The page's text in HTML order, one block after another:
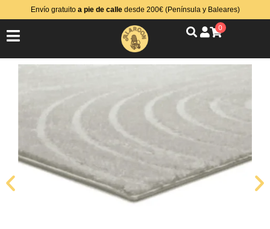
Envío gratuito a pie de calledesde 200€ (Península y Baleares)
0